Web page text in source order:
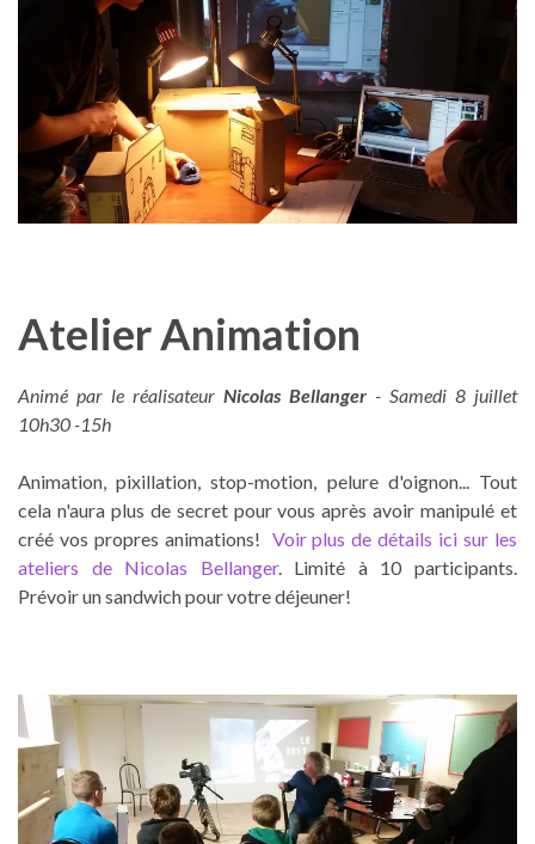
Atelier Animation
Animé par le réalisateur Nicolas Bellanger - Samedi 8 juillet
10h30 -15h
Animation, pixillation, stop-motion, pelure d'oignon... Tout
cela n'aura plus de secret pour vous après avoir manipulé et
créé vos propres animations! Voir plus de détails ici sur les
ateliers de Nicolas Bellanger. Limité à 10 participants.
Prévoir un sandwich pour votre déjeuner!